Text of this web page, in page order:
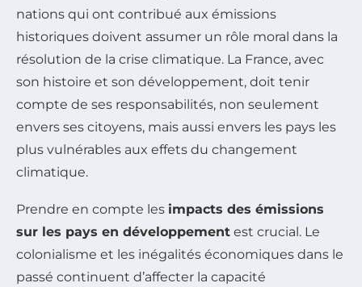
nations qui ont contribué aux émissions
historiques doivent assumer un rôle moral dans la
résolution de la crise climatique. La France, avec
son histoire et son développement, doit tenir
compte de ses responsabilités, non seulement
envers ses citoyens, mais aussi envers les pays les
plus vulnérables aux effets du changement
climatique.
Prendre en compte les impacts des émissions
sur les pays en développement est crucial. Le
colonialisme et les inégalités économiques dans le
passé continuent d’affecter la capacité